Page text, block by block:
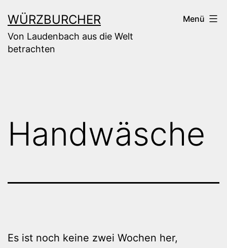
Inhalt
springen
WÜRZBURCHER
Von Laudenbach aus die Welt
betrachten
Menü
Handwäsche
Es ist noch keine zwei Wochen her,